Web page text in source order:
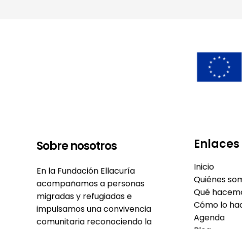
Sobre nosotros
En la Fundación Ellacuría
acompañamos a personas
migradas y refugiadas e
impulsamos una convivencia
comunitaria reconociendo la
Inicio
Quiénes
Qué
Cómo lo
Agenda